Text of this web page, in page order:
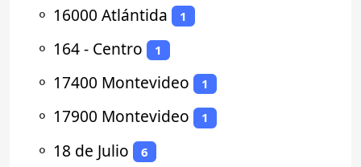
⚬ 16000 Atlántida 1
⚬ 164 - Centro 1
⚬ 17400 Montevideo 1
⚬ 17900 Montevideo 1
⚬ 18 de Julio 6